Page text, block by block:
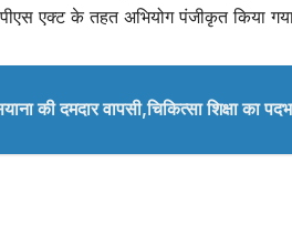
एक्ट के तहत अभियोग पंजीकृत किया
की दमदार वापसी,चिकित्सा शिक्षा का